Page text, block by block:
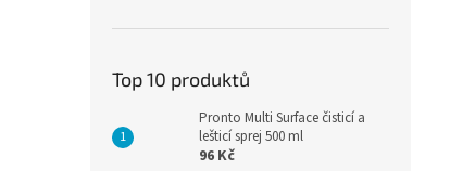
Top 10 produktů
Pronto Multi Surface čisticí a
lešticí sprej 500 ml
96 Kč